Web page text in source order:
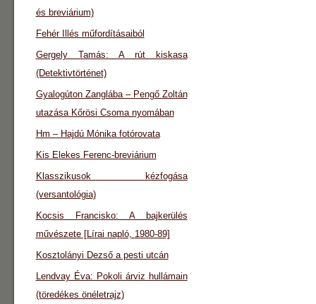
és breviárium)
Fehér Illés műfordításaiból
Gergely Tamás: A rút kiskasa
(Detektivtörténet)
Gyalogúton Zanglába – Pengő Zoltán
utazása Kőrösi Csoma nyomában
Hm – Hajdú Mónika fotórovata
Kis Elekes Ferenc-breviárium
Klasszikusok kézfogása
(versantológia)
Kocsis Francisko: A bajkerülés
művészete [Lírai napló, 1980-89]
Kosztolányi Dezső a pesti utcán
Lendvay Éva: Pokoli árviz hullámain
(töredékes önéletrajz)